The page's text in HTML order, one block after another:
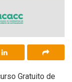
Gratuito de